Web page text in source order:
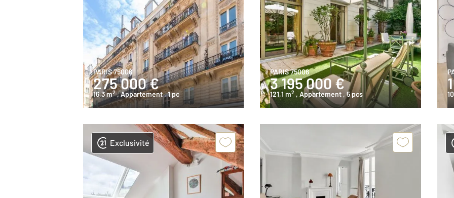
PARIS 75006
275 000 €
16,3 m2 , Appartement, 1 pc
PARIS 75006
3 195 000 €
121,1 m2 , Appartement , 5 pcs
Exclusivité